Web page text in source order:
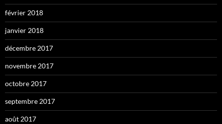
février 2018
janvier 2018
décembre 2017
novembre 2017
octobre 2017
septembre 2017
août 2017